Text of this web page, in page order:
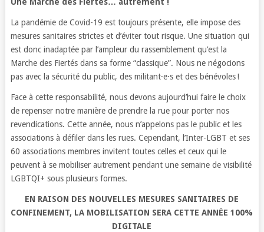
La pandémie de Covid-19 est toujours présente, elle impose des
mesures sanitaires strictes et d’éviter tout risque. Une situation qui
est donc inadaptée par l’ampleur du rassemblement qu’est la
Marche des Fiertés dans sa forme “classique”. Nous ne négocions
pas avec la sécurité du public, des militant·e·s et des bénévoles !
Face à cette responsabilité, nous devons aujourd’hui faire le choix
de repenser notre manière de prendre la rue pour porter nos
revendications. Cette année, nous n’appelons pas le public et les
associations à défiler dans les rues. Cependant, l’Inter-LGBT et ses
60 associations membres invitent toutes celles et ceux qui le
peuvent à se mobiliser autrement pendant une semaine de visibilité
LGBTQI+ sous plusieurs formes.
EN RAISON DES NOUVELLES MESURES SANITAIRES DE
CONFINEMENT, LA MOBILISATION SERA CETTE ANNÉE 100%
DIGITALE